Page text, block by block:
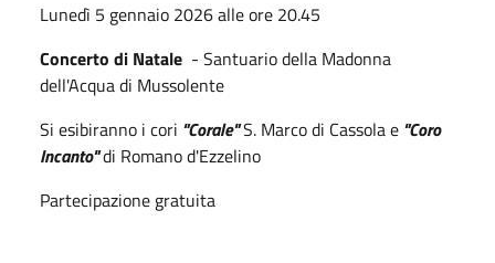
Lunedì 5 gennaio 2026 alle ore 20.45
Concerto di Natale - Santuario della Madonna
dell'Acqua di Mussolente
Si esibiranno i cori "Corale"S. Marco di Cassola e "Coro
Incanto"di Romano d'Ezzelino
Partecipazione gratuita